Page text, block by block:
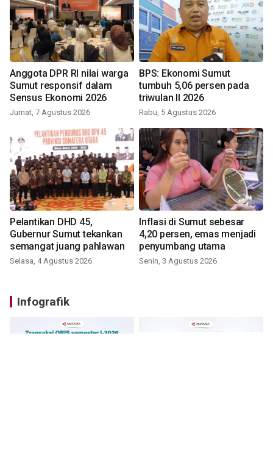
Anggota DPR RI nilai warga
Sumut responsif dalam
Sensus Ekonomi 2026
Jumat, 7 Agustus 2026
BPS: Ekonomi Sumut
tumbuh 5,06 persen pada
triwulan II 2026
Rabu, 5 Agustus 2026
Pelantikan DHD 45,
Gubernur Sumut tekankan
semangat juang pahlawan
Selasa, 4 Agustus 2026
Inflasi di Sumut sebesar
4,20 persen, emas menjadi
penyumbang utama
Senin, 3 Agustus 2026
Infografik